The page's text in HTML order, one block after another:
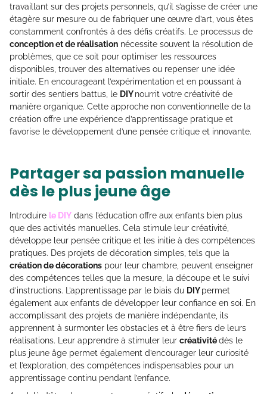
travaillant sur des projets personnels, qu’il s’agisse de créer une
étagère sur mesure ou de fabriquer une œuvre d’art, vous êtes
constamment confrontés à des défis créatifs. Le processus de
conception et de réalisation nécessite souvent la résolution de
problèmes, que ce soit pour optimiser les ressources
disponibles, trouver des alternatives ou repenser une idée
initiale. En encourageant l’expérimentation et en poussant à
sortir des sentiers battus, le DIYnourrit votre créativité de
manière organique. Cette approche non conventionnelle de la
création offre une expérience d’apprentissage pratique et
favorise le développement d’une pensée critique et innovante.
Partager sa passion manuelle
dès le plus jeune âge
Introduire le DIY dans l’éducation offre aux enfants bien plus
que des activités manuelles. Cela stimule leur créativité,
développe leur pensée critique et les initie à des compétences
pratiques. Des projets de décoration simples, tels que la
création de décorations pour leur chambre, peuvent enseigner
des compétences telles que la mesure, la découpe et le suivi
d’instructions. L’apprentissage par le biais du DIYpermet
également aux enfants de développer leur confiance en soi. En
accomplissant des projets de manière indépendante, ils
apprennent à surmonter les obstacles et à être fiers de leurs
réalisations. Leur apprendre à stimuler leur créativitédès le
plus jeune âge permet également d’encourager leur curiosité
et l’exploration, des compétences indispensables pour un
apprentissage continu pendant l’enfance.